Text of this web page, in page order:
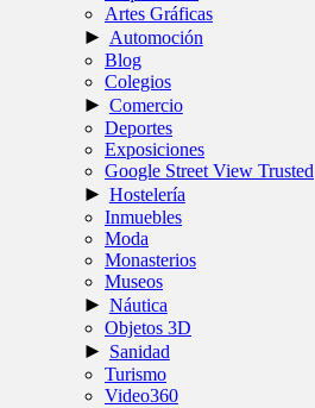
Artes Gráficas
► Automoción
Blog
Colegios
► Comercio
Deportes
Exposiciones
Google Street View Trusted
► Hostelería
Inmuebles
Moda
Monasterios
Museos
► Náutica
Objetos 3D
► Sanidad
Turismo
Video360